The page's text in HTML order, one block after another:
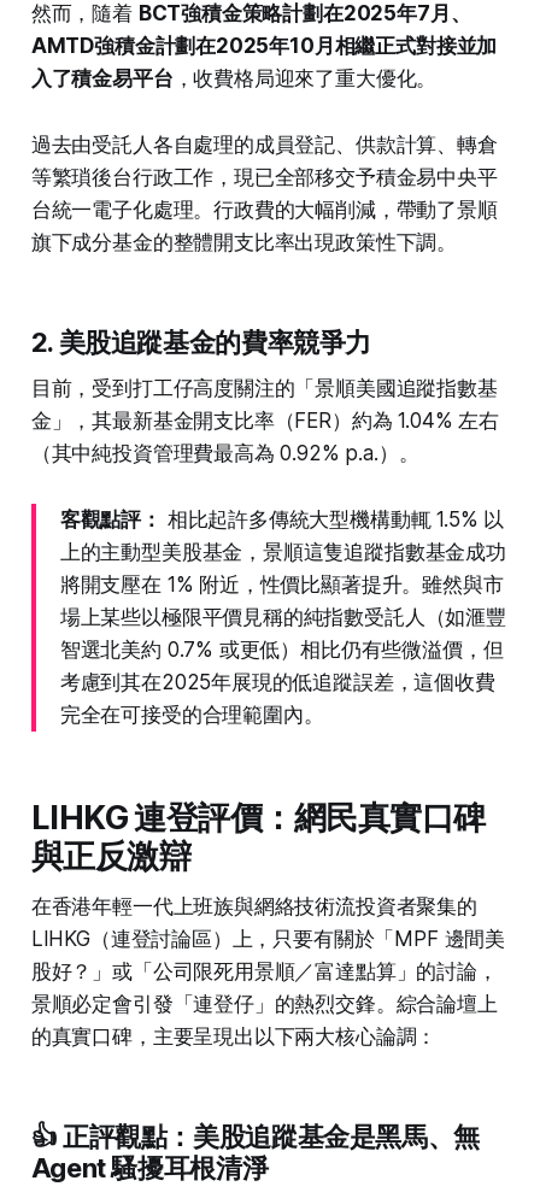
然而，隨着 BCT強積金策略計劃在2025年7月、
AMTD強積金計劃在2025年10月相繼正式對接並加
入了積金易平台 ，收費格局迎來了重大優化。
過去由受託人各自處理的成員登記、供款計算、轉倉
等繁瑣後台行政工作，現已全部移交予積金易中央平
台統一電子化處理。行政費的大幅削減，帶動了景順
旗下成分基金的整體開支比率出現政策性下調。
2. 美股追蹤基金的費率競爭力
目前，受到打工仔高度關注的「景順美國追蹤指數基
金」，其最新基金開支比率（FER）約為 1.04% 左右
（其中純投資管理費最高為 0.92% p.a.）。
客觀點評： 相比起許多傳統大型機構動輒 1.5% 以
上的主動型美股基金，景順這隻追蹤指數基金成功
將開支壓在 1% 附近，性價比顯著提升。雖然與市
場上某些以極限平價見稱的純指數受託人（如滙豐
智選北美約 0.7% 或更低）相比仍有些微溢價，但
考慮到其在2025年展現的低追蹤誤差，這個收費
完全在可接受的合理範圍內。
LIHKG 連登評價：網民真實口碑
與正反激辯
在香港年輕一代上班族與網絡技術流投資者聚集的
LIHKG（連登討論區）上，只要有關於「MPF 邊間美
股好？」或「公司限死用景順／富達點算」的討論，
景順必定會引發「連登仔」的熱烈交鋒。綜合論壇上
的真實口碑，主要呈現出以下兩大核心論調：
👍 正評觀點：美股追蹤基金是黑馬、無
Agent 騷擾耳根清淨